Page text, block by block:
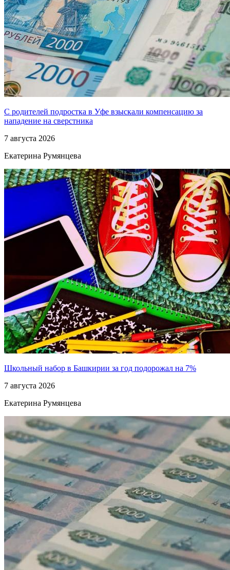
С родителей подростка в Уфе взыскали компенсацию за
нападение на сверстника
7 августа 2026
Екатерина Румянцева
Школьный набор в Башкирии за год подорожал на 7%
7 августа 2026
Екатерина Румянцева